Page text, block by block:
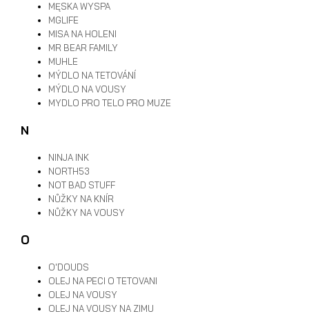
MĘSKA WYSPA
MGLIFE
MISA NA HOLENI
MR BEAR FAMILY
MUHLE
MÝDLO NA TETOVÁNÍ
MÝDLO NA VOUSY
MYDLO PRO TELO PRO MUZE
N
NINJA INK
NORTH53
NOT BAD STUFF
NŮŽKY NA KNÍR
NŮŽKY NA VOUSY
O
O'DOUDS
OLEJ NA PECI O TETOVANI
OLEJ NA VOUSY
OLEJ NA VOUSY NA ZIMU